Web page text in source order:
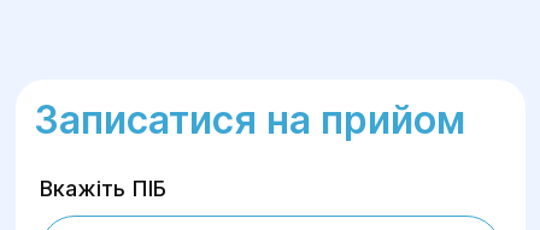
Записатися на прийом
Вкажіть ПІБ